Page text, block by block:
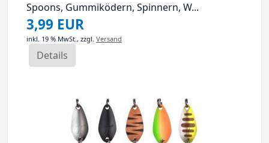
Spoons, Gummiködern, Spinnern, W...
3,99 EUR
inkl. 19 % MwSt., zzgl. Versand
Details